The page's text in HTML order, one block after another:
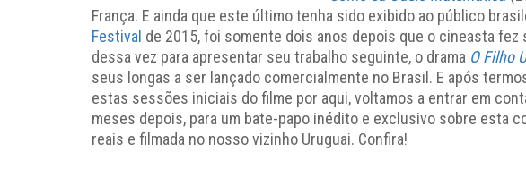
França. E ainda que este último tenha sido exibido ao público
Festival de 2015, foi somente dois anos depois que o cineasta fez
dessa vez para apresentar seu trabalho seguinte, o drama O Filho
seus longas a ser lançado comercialmente no Brasil. E após
estas sessões iniciais do filme por aqui, voltamos a entrar em
meses depois, para um bate-papo inédito e exclusivo sobre esta
reais e filmada no nosso vizinho Uruguai. Confira!